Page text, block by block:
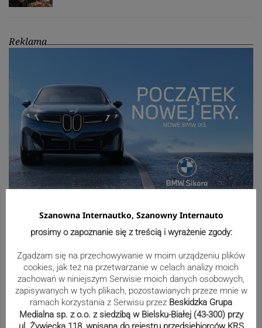
Reklama
Sport
Mistrzowie świata z MCK Żywiec!
ZDJĘCIA
Szanowna Internautko, Szanowny Internauto
prosimy o zapoznanie się z treścią i wyrażenie zgody:
Zgadzam się na przechowywanie w moim urządzeniu plików
cookies, jak też na przetwarzanie w celach analizy moich
zachowań w niniejszym Serwisie moich danych osobowych,
zapisywanych w tych plikach, pozostawianych przeze mnie w
ramach korzystania z Serwisu przez Beskidzka Grupa
Medialna sp. z o.o. z siedzibą w Bielsku-Białej (43-300) przy